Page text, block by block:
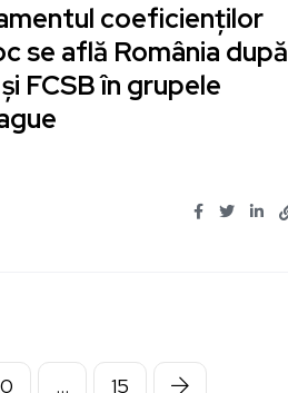
coeficienților
se află România după
FCSB în grupele
… 15